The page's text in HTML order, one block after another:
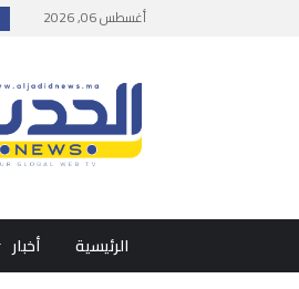
أغسطس 06, 2026
الرئيسية أخبار